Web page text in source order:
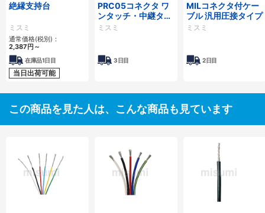
絶縁支持台
ミスミ
通常価格(税別)：
2,387 円 ～
在庫品1日目
当日出荷可能
PRC05コネクタ ワ
ンタッチ・中継タイ
プ
ミスミ
3日目
MILコネクタ付ケー
ブル 汎用圧接タイプ
ミスミ
2日目
この商品を見た人は、こんな商品も見ています